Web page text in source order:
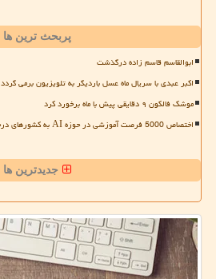
پربحث ترین ها
ابوالقاسم قاسم زاده درگذشت
اکبر عبدی با سریال ماه عسل باردیگر به تلویزیون برمی گردد
موشک فالکون ۹ دقایقی پیش با ماه برخورد کرد
اختصاص 5000 فرصت آموزشی در حوزه AI به کشورهای درحال توسعه
جدیدترین ها